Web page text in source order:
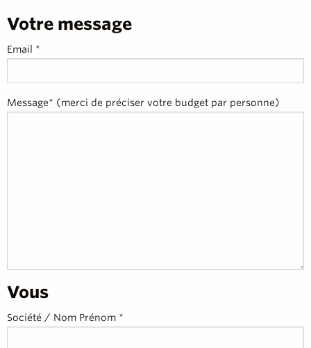
Votre message
Email *
Message* (merci de préciser votre budget par personne)
Vous
Société / Nom Prénom *